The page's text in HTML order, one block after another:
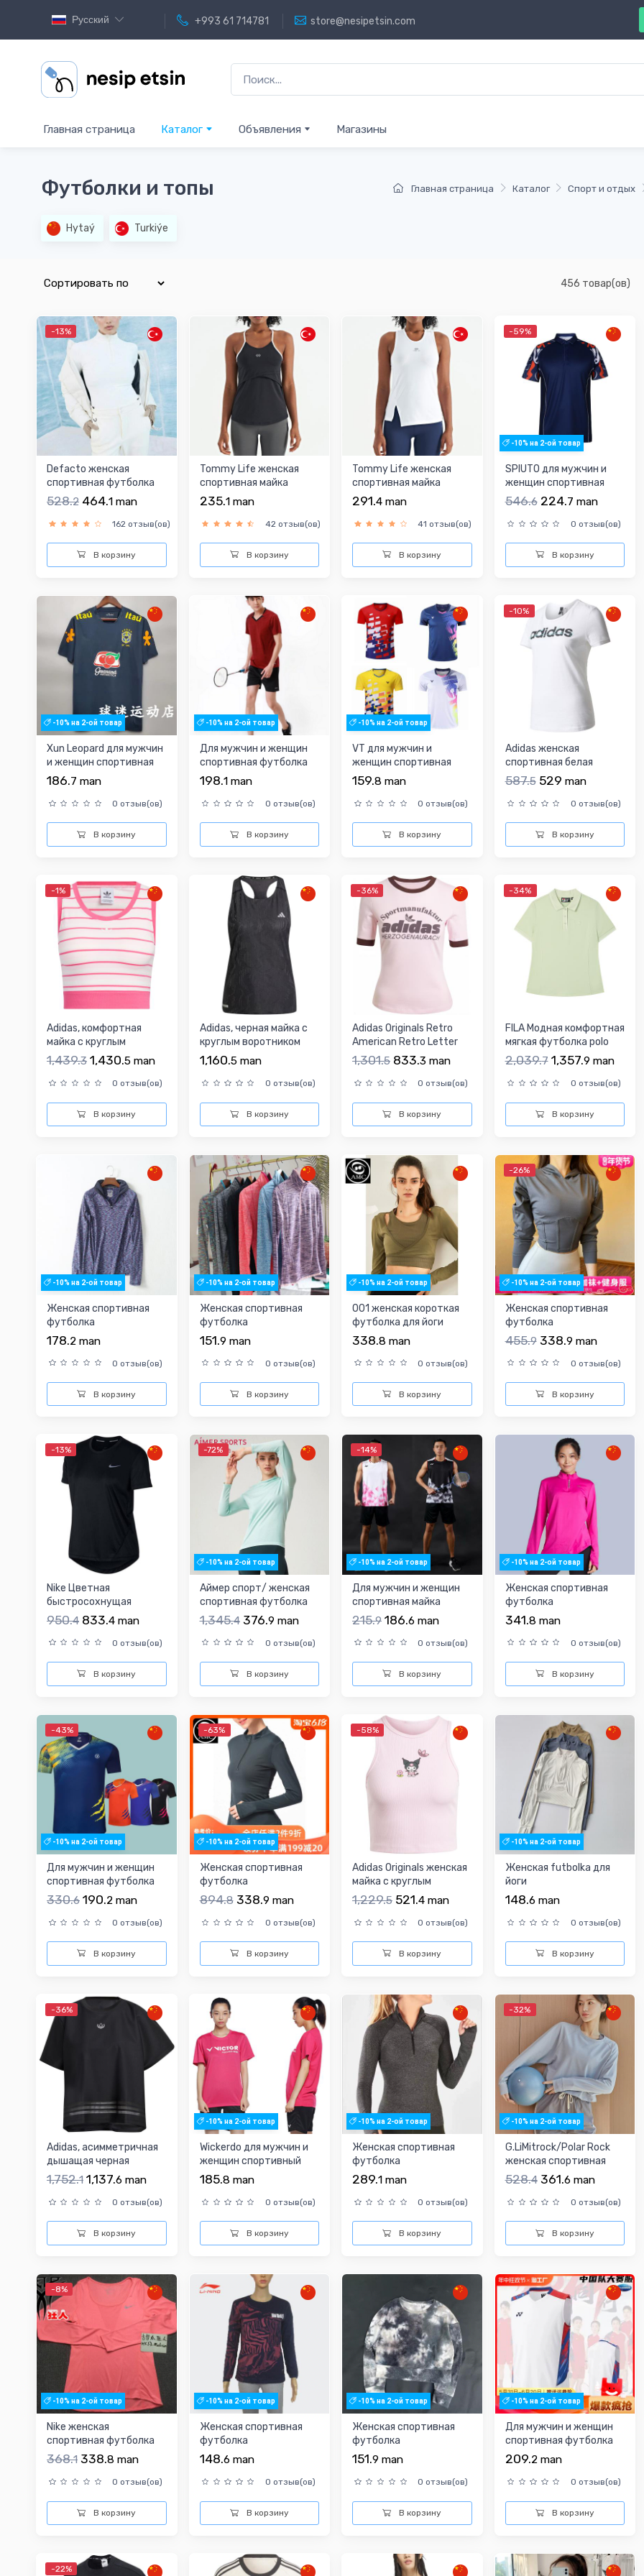
Русский +993 61 714781 store@nesipetsin.com
Главная страница Каталог Объявления Магазины
Главная страница Каталог Спорт и отдых
Футболки и топы
Hytaý Turkiýe
456 товар(ов)
-13%
Defacto женская
спортивная футболка
528.2 464.1 man
162 отзыв(ов)
В корзину
Tommy Life женская
спортивная майка
235.1 man
42 отзыв(ов)
В корзину
Tommy Life женская
спортивная майка
291.4 man
41 отзыв(ов)
В корзину
-59%
-10% на 2-ой товар
SPIUTO для мужчин и
женщин спортивная
футболка
546.6 224.7 man
0 отзыв(ов)
В корзину
-10% на 2-ой товар
Xun Leopard для мужчин
и женщин спортивная
футболка
186.7 man
0 отзыв(ов)
В корзину
-10% на 2-ой товар
Для мужчин и женщин
спортивная футболка
198.1 man
0 отзыв(ов)
В корзину
-10% на 2-ой товар
VT для мужчин и
женщин спортивная
футболка
159.8 man
0 отзыв(ов)
В корзину
-10%
Adidas женская
спортивная белая
футболка для
587.5 529 man
0 отзыв(ов)
В корзину
-1%
Adidas, комфортная
майка с круглым
воротником для отдыха,
1,439.3 1,430.5 man
0 отзыв(ов)
В корзину
Adidas, черная майка с
круглым воротником
для отдыха, с печа...
1,160.5 man
0 отзыв(ов)
В корзину
-36%
Adidas Originals Retro
American Retro Letter
Printing Blocki...
1,301.5 833.3 man
0 отзыв(ов)
В корзину
-34%
FILA Модная комфортная
мягкая футболка polo
для отдыха, коро...
2,039.7 1,357.9 man
0 отзыв(ов)
В корзину
-10% на 2-ой товар
Женская спортивная
футболка
178.2 man
0 отзыв(ов)
В корзину
-10% на 2-ой товар
Женская спортивная
футболка
151.9 man
0 отзыв(ов)
В корзину
-10% на 2-ой товар
001 женская короткая
футболка для йоги
338.8 man
0 отзыв(ов)
В корзину
-26%
-10% на 2-ой товар
Женская спортивная
футболка
455.9 338.9 man
0 отзыв(ов)
В корзину
-13%
Nike Цветная
быстросохнущая
дышащая черная
950.4 833.4 man
0 отзыв(ов)
В корзину
-72%
-10% на 2-ой товар
Аймер спорт/ женская
спортивная футболка
1,345.4 376.9 man
0 отзыв(ов)
В корзину
-14%
-10% на 2-ой товар
Для мужчин и женщин
спортивная майка
215.9 186.6 man
0 отзыв(ов)
В корзину
-10% на 2-ой товар
Женская спортивная
футболка
341.8 man
0 отзыв(ов)
В корзину
-43%
-10% на 2-ой товар
Для мужчин и женщин
спортивная футболка
330.6 190.2 man
0 отзыв(ов)
В корзину
-63%
-10% на 2-ой товар
Женская спортивная
футболка
894.8 338.9 man
0 отзыв(ов)
В корзину
-58%
Adidas Originals женская
майка с круглым
воротником,
1,229.5 521.4 man
0 отзыв(ов)
В корзину
-10% на 2-ой товар
Женская futbolka для
йоги
148.6 man
0 отзыв(ов)
В корзину
-36%
Adidas, асимметричная
дышащая черная
футболка для отдыха с
к...
1,752.1 1,137.6 man
0 отзыв(ов)
В корзину
-10% на 2-ой товар
Wickerdo для мужчин и
женщин спортивный
костюм
185.8 man
0 отзыв(ов)
В корзину
-10% на 2-ой товар
Женская спортивная
футболка
289.1 man
0 отзыв(ов)
В корзину
-32%
-10% на 2-ой товар
G.LiMitrock/Polar Rock
женская спортивная
футболка
528.4 361.6 man
0 отзыв(ов)
В корзину
-8%
-10% на 2-ой товар
Nike женская
спортивная футболка
368.1 338.8 man
0 отзыв(ов)
В корзину
-10% на 2-ой товар
Женская спортивная
футболка
148.6 man
0 отзыв(ов)
В корзину
-10% на 2-ой товар
Женская спортивная
футболка
151.9 man
0 отзыв(ов)
В корзину
-10% на 2-ой товар
Для мужчин и женщин
спортивная футболка
209.2 man
0 отзыв(ов)
В корзину
-22%